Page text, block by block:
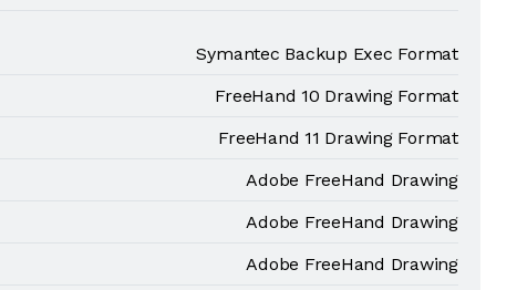
Symantec Backup Exec Format
FreeHand 10 Drawing Format
FreeHand 11 Drawing Format
Adobe FreeHand Drawing
Adobe FreeHand Drawing
Adobe FreeHand Drawing